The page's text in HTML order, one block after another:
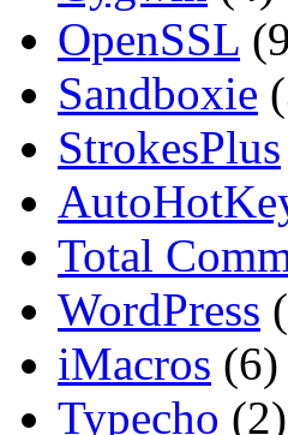
OpenSSL
Sandboxie
StrokesPlus
Total
WordPress
iMacros (6)
Typecho (2)